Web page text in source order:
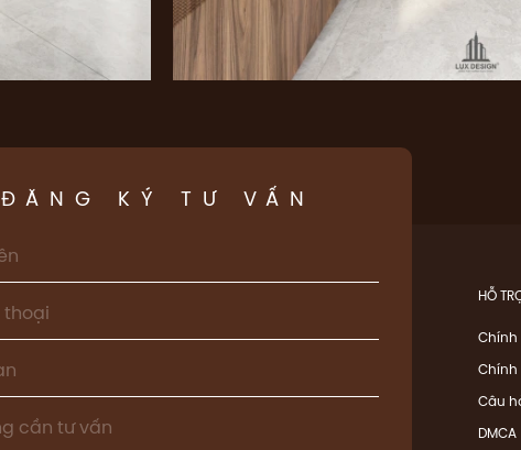
ĐĂNG KÝ TƯ VẤN
HỖ
Chính
Chính
Câu
DMCA